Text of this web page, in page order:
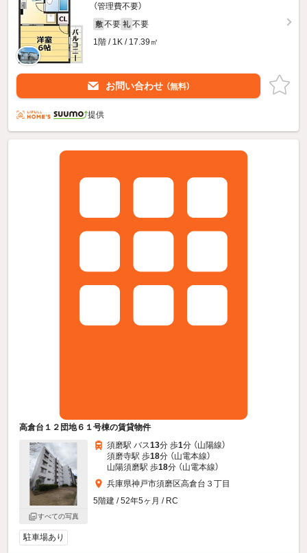
（管理費不要）
敷 不要 礼 不要
1階 / 1K / 17.39㎡
お問い合わせ （無料）
提供
高倉台１２団地６１号棟の賃貸物件
すべての写真
須磨駅 バス13分 歩1分 （山陽線）
須磨寺駅 歩18分 （山電本線）
山陽須磨駅 歩18分 （山電本線）
兵庫県神戸市須磨区高倉台３丁目
5階建 / 52年5ヶ月 / RC
駐車場あり